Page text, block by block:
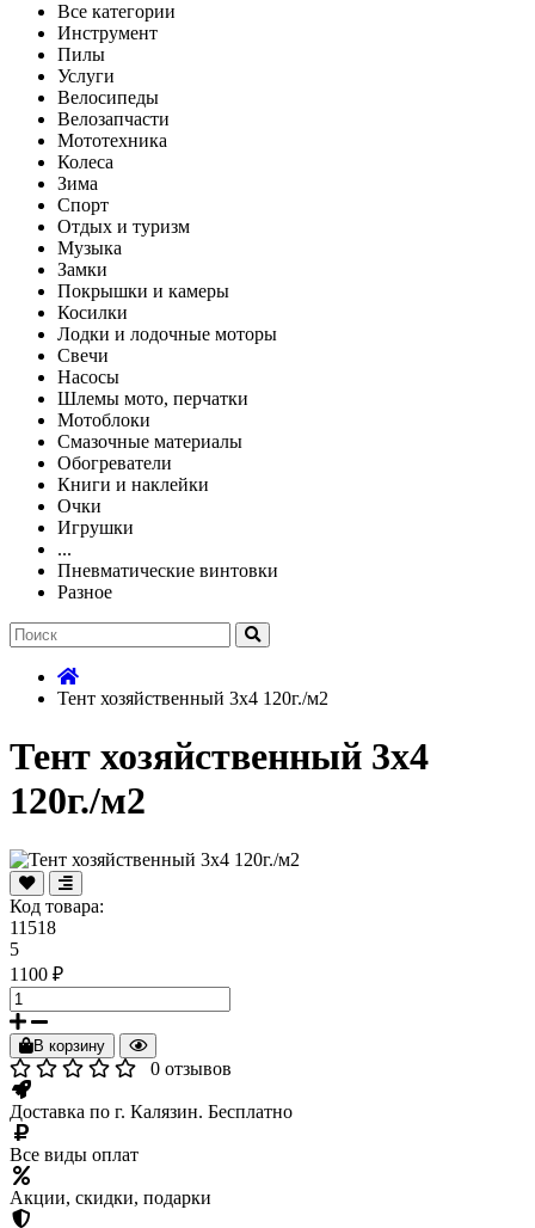
Все категории
Инструмент
Пилы
Услуги
Велосипеды
Велозапчасти
Мототехника
Колеса
Зима
Спорт
Отдых и туризм
Музыка
Замки
Покрышки и камеры
Косилки
Лодки и лодочные моторы
Свечи
Насосы
Шлемы мото, перчатки
Мотоблоки
Смазочные материалы
Обогреватели
Книги и наклейки
Очки
Игрушки
...
Пневматические винтовки
Разное
Тент хозяйственный 3х4 120г./м2
Тент хозяйственный 3х4
120г./м2
Код товара:
11518
5
1100 ₽
В корзину
0 отзывов
Доставка по г. Калязин. Бесплатно
Все виды оплат
Акции, скидки, подарки